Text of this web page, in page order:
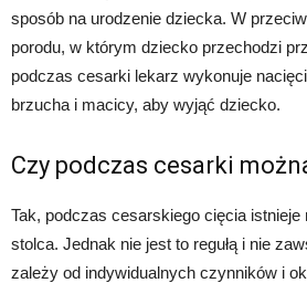
sposób na urodzenie dziecka. W
porodu, w którym dziecko przechodzi
podczas cesarki lekarz wykonuje
brzucha i macicy, aby wyjąć dziecko.
Czy podczas cesarki
Tak, podczas cesarskiego cięcia istnieje
stolca. Jednak nie jest to regułą i nie
zależy od indywidualnych czynników i